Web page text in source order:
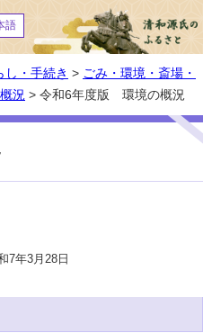
語
し・手続き > ごみ・環境・斎場・
況 > 令和6年度版 環境の概況
年3月28日